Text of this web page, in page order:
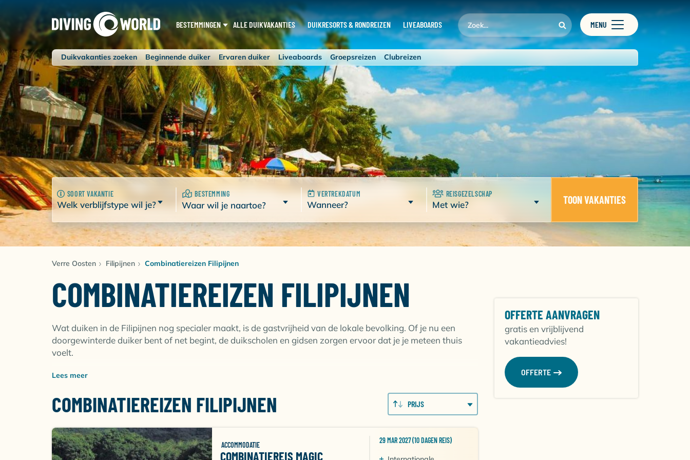
BESTEMMINGEN ALLE DUIKVAKANTIES DUIKRESORTS & RONDREIZEN LIVEABOARDS MENU
Duikvakanties zoeken Beginnende duiker Ervaren duiker Liveaboards Groepsreizen Clubreizen
SOORT VAKANTIE
Welk verblijfstype wil je?
BESTEMMING
Waar wil je naartoe?
VERTREKDATUM
Wanneer?
REISGEZELSCHAP
Met wie? TOON VAKANTIES
Verre Oosten Filipijnen Combinatiereizen Filipijnen
COMBINATIEREIZEN FILIPIJNEN
Wat duiken in de Filipijnen nog specialer maakt, is de gastvrijheid van de lokale bevolking. Of je nu een
doorgewinterde duiker bent of net begint, de duikscholen en gidsen zorgen ervoor dat je je meteen thuis
voelt.
Wil jij graag al het moois van de Filipijnen willen zien, maar het liefst in 1 reis? Dat is mogelijk met een
resorts in Cebu & Bohol. Maar ook eenCombinatiereis Malapascua & Moalboal
genieten van 2 totaal verschillende duikgebieden.
Lees meer
COMBINATIEREIZEN FILIPIJNEN PRIJS
ACCOMMODATIE
COMBINATIEREIS MAGIC
29 MAR 2027 (10 DAGEN REIS)
OFFERTE AANVRAGEN
gratis en vrijblijvend
vakantieadvies!
OFFERTE